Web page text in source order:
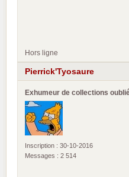
Hors ligne
Pierrick'Tyosaure
Exhumeur de collections
Inscription : 30-10-2016
Messages : 2 514